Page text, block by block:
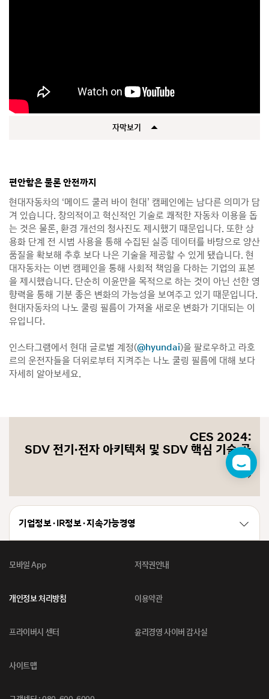
자막보기
편안함은 물론 안전까지
현대자동차의 ‘메이드 쿨러 바이 현대’ 캠페인에는 남다른 의미가 담
겨 있습니다. 창의적이고 혁신적인 기술로 쾌적한 자동차 이용을 돕
는 것은 물론, 환경 개선의 청사진도 제시했기 때문입니다. 또한 상
용화 단계 전 시범 사용을 통해 수집된 실증 데이터를 바탕으로 양산
품질을 확보해 추후 보다 나은 기술을 제공할 수 있게 됐습니다. 현
대자동차는 이번 캠페인을 통해 사회적 책임을 다하는 기업의 표본
을 제시했습니다. 단순히 이윤만을 목적으로 하는 것이 아닌 선한 영
향력을 통해 기분 좋은 변화의 가능성을 보여주고 있기 때문입니다.
현대자동차의 나노 쿨링 필름이 가져올 새로운 변화가 기대되는 이
유입니다.
인스타그램에서 현대 글로벌 계정(@hyundai)을 팔로우하고 라호
르의 운전자들을 더위로부터 지켜주는 나노 쿨링 필름에 대해 보다
자세히 알아보세요.
CES 2024:
SDV 전기・전자 아키텍처 및 SDV 핵심 기술 공
개
챗
봇
기업정보 · IR정보 · 지속가능경영
모바일 App 저작권안내
개인정보 처리방침 이용약관
프라이버시 센터 윤리경영 사이버 감사실
사이트맵